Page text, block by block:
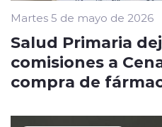
Martes 5 de mayo de 2026
Salud Primaria
comisiones a
compra de